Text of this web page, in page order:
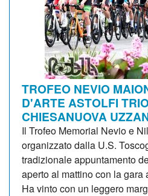
TROFEO NEVIO
D'ARTE ASTOLFI
CHIESANUOVA
Il Trofeo Memorial Nevio e
organizzato dalla U.S.
tradizionale appuntamento
aperto al mattino con la
Ha vinto con un leggero